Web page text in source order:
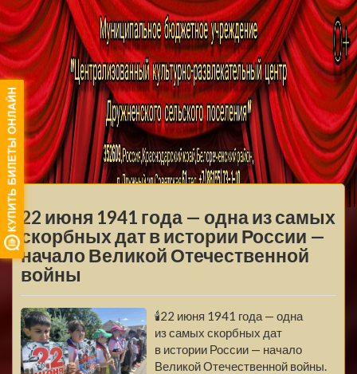
МБУ ЦКРЦ
ДРУЖНЕНСКОГО
СЕЛЬСКОГО
ПОСЕЛЕНИЯ
МЕНЮ
22 июня 1941 года — одна из самых
скорбных дат в истории России —
начало Великой Отечественной
войны
🕯22 июня 1941 года — одна
из самых скорбных дат
в истории России — начало
Великой Отечественной войны.